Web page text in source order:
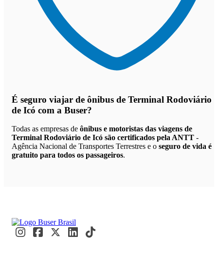
É seguro viajar de ônibus de Terminal Rodoviário
de Icó com a Buser?
Todas as empresas de ônibus e motoristas das viagens de
Terminal Rodoviário de Icó são certificados pela ANTT -
Agência Nacional de Transportes Terrestres e o seguro de vida é
gratuito para todos os passageiros.